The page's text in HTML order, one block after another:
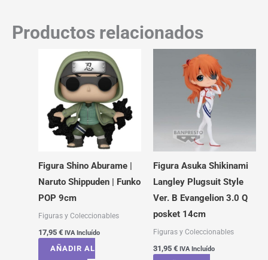
Productos relacionados
Figura Shino Aburame |
Naruto Shippuden | Funko
POP 9cm
Figuras y Coleccionables
17,95 € IVA Incluído
AÑADIR AL
Figura Asuka Shikinami
Langley Plugsuit Style
Ver. B Evangelion 3.0 Q
posket 14cm
Figuras y Coleccionables
31,95 € IVA Incluído